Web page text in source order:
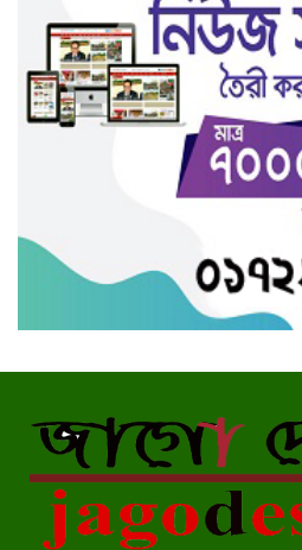
বিয়ের
ধর্ষণ-
গৌরীপুরে
মাস্ক ও
ট্যাংকলরি-
যুবকের
পরকীয়ার